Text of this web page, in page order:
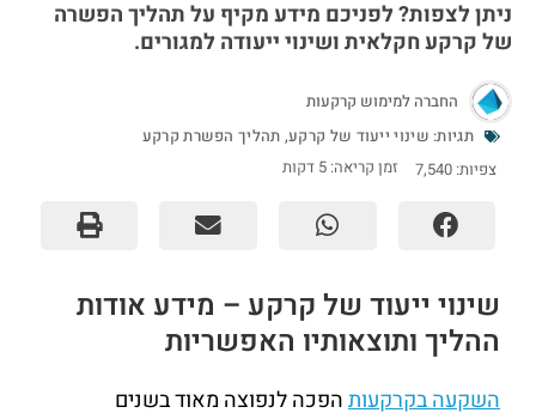
ניתן לצפות? לפניכם מידע מקיף על תהליך הפשרה
של קרקע חקלאית ושינוי ייעודה למגורים.
החברה למימוש קרקעות
תגיות: שינוי ייעוד של קרקע, תהליך הפשרת קרקע
צפיות: 7,540 זמן קריאה: 5 דקות
שינוי ייעוד של קרקע – מידע אודות
ההליך ותוצאותיו האפשריות
השקעה בקרקעותהפכה לנפוצה מאוד בשנים